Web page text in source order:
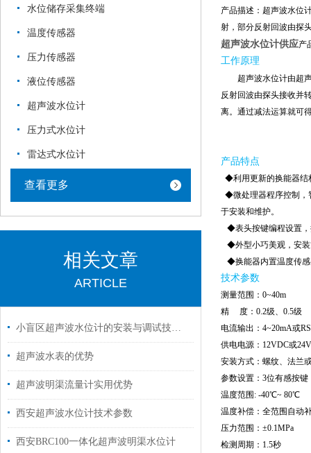
水位储存采集终端
温度传感器
压力传感器
液位传感器
超声波水位计
压力式水位计
雷达式水位计
查看更多
相关文章
ARTICLE
小盲区超声波水位计的安装与调试技巧分析
超声波水表的优势
超声波明渠流量计实用优势
西安超声波水位计技术参数
​西安BRC100一体化超声波明渠水位计
产品描述：超声波水位
射，部分反射回波由探
超声波水位计供应产
工作原理
超声波水位计由超
反射回波由探头接收并
离。通过减法运算就可
产品特点
◆利用更新的换能器结
◆微处理器程序控制，
于安装和维护。
◆表头按键编程设置，
◆外型小巧美观，安装
◆换能器内置温度传感
技术参数
测量范围：0~40m
精 度：0.2级、0.5级
电流输出：4~20mA或
供电电源：12VDC或
安装方式：螺纹、法兰
参数设置：3位有感按键
温度范围: -40℃~ 80℃
温度补偿： 全范围自动
压力范围：±0.1MPa
检测周期：1.5